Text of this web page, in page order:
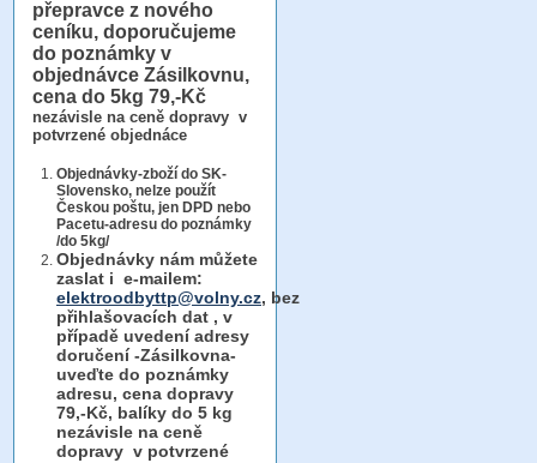
přepravce z nového
ceníku, doporučujeme
do poznámky v
objednávce Zásilkovnu,
cena do 5kg 79,-Kč
nezávisle na ceně dopravy v
potvrzené objednáce
Objednávky-zboží do SK-
Slovensko, nelze použít
Českou poštu, jen DPD nebo
Pacetu-adresu do poznámky
/do 5kg/
Objednávky nám můžete
zaslat i e-mailem:
elektroodbyttp@volny.cz, bez
přihlašovacích dat , v
případě uvedení adresy
doručení -Zásilkovna-
uveďte do poznámky
adresu, cena dopravy
79,-Kč, balíky do 5 kg
nezávisle na ceně
dopravy v potvrzené